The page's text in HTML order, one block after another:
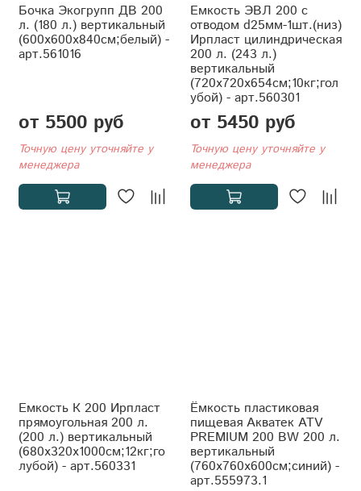
Бочка Экогрупп ДВ 200
л. (180 л.) вертикальный
(600x600x840см;белый) -
арт.561016
от 5500 руб
Точную цену уточняйте у
менеджера
Емкость ЭВЛ 200 с
отводом d25мм-1шт.(низ)
Ирпласт цилиндрическая
200 л. (243 л.)
вертикальный
(720x720x654см;10кг;гол
убой) - арт.560301
от 5450 руб
Точную цену уточняйте у
менеджера
Емкость К 200 Ирпласт
прямоугольная 200 л.
(200 л.) вертикальный
(680x320x1000см;12кг;го
лубой) - арт.560331
Ёмкость пластиковая
пищевая Акватек ATV
PREMIUM 200 BW 200 л.
вертикальный
(760x760x600см;синий) -
арт.555973.1